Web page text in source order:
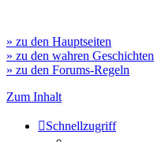
» zu den Hauptseiten
» zu den wahren Geschichten
» zu den Forums-Regeln
Zum Inhalt
Schnellzugriff